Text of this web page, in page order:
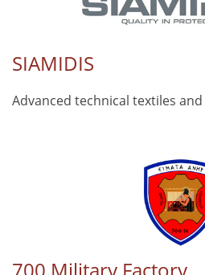
SIAMIDIS
Advanced technical textiles